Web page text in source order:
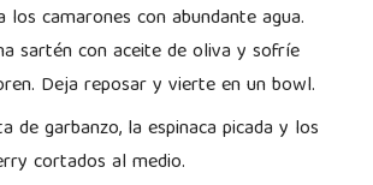
los camarones con abundante agua.
sartén con aceite de oliva y sofríe
Deja reposar y vierte en un bowl.
de garbanzo, la espinaca picada y los
cortados al medio.